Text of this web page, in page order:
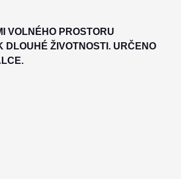
VOLNÉHO PROSTORU
ŽIVOTNOSTI. URČENO